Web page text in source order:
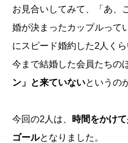
お見合いしてみて、「あ、
婚が決まったカップルって
にスピード婚約した2人くら
今まで結婚した会員たちの
ン」と来ていないというの
今回の2人は、 時間をかけ
ゴールとなりました。